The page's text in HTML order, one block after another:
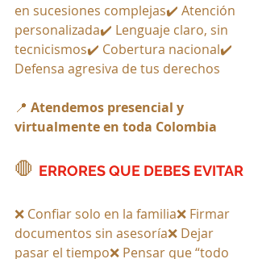
en sucesiones complejas✔️ Atención
personalizada✔️ Lenguaje claro, sin
tecnicismos✔️ Cobertura nacional✔️
Defensa agresiva de tus derechos
📍 Atendemos presencial y
virtualmente en toda Colombia
🛑 ERRORES QUE DEBES EVITAR
❌ Confiar solo en la familia❌ Firmar
documentos sin asesoría❌ Dejar
pasar el tiempo❌ Pensar que “todo